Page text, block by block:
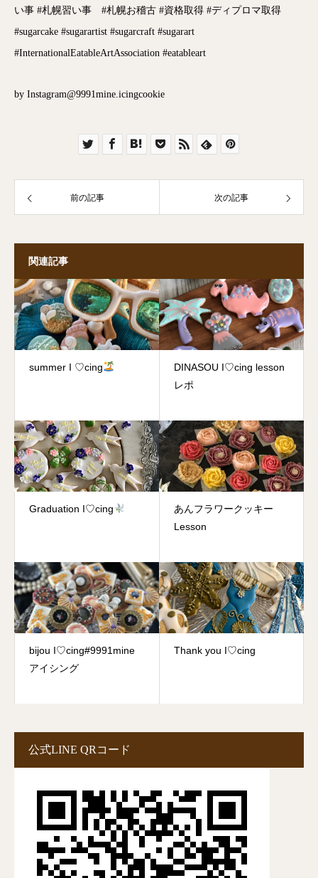
い事 #札幌習い事 #札幌お稽古 #資格取得 #ディプロマ取得
#sugarcake #sugarartist #sugarcraft #sugarart
#InternationalEatableArtAssociation #eatableart
by Instagram@9991mine.icingcookie
前の記事 次の記事
関連記事
summer I ♡cing
DINASOU I♡cing lesson
レポ
Graduation I♡cing
あんフラワークッキー
Lesson
bijou I♡cing#9991mine
アイシング
Thank you I♡cing
公式LINE QRコード